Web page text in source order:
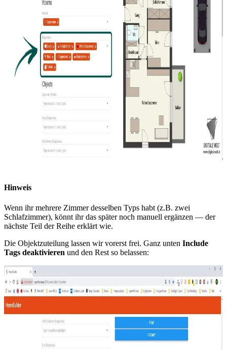
Hinweis
Wenn ihr mehrere Zimmer desselben Typs habt (z.B. zwei
Schlafzimmer), könnt ihr das später noch manuell ergänzen — der
nächste Teil der Reihe erklärt wie.
Die Objektzuteilung lassen wir vorerst frei. Ganz unten Include
Tags deaktivieren und den Rest so belassen: